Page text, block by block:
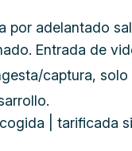
por adelantado
Entrada de
captura,
| tarificada